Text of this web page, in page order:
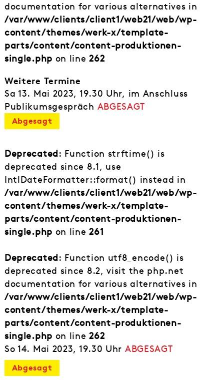
documentation for various alternatives in
/var/www/clients/client1/web21/web/wp-
content/themes/werk-x/template-
parts/content/content-produktionen-
single.php on line262
Weitere Termine
Sa 13. Mai 2023, 19.30 Uhr, im Anschluss
Publikumsgespräch ABGESAGT
Abgesagt
Deprecated: Function strftime() is
deprecated since 8.1, use
IntlDateFormatter::format() instead in
/var/www/clients/client1/web21/web/wp-
content/themes/werk-x/template-
parts/content/content-produktionen-
single.php on line261
Deprecated: Function utf8_encode() is
deprecated since 8.2, visit the php.net
documentation for various alternatives in
/var/www/clients/client1/web21/web/wp-
content/themes/werk-x/template-
parts/content/content-produktionen-
single.php on line262
So 14. Mai 2023, 19.30 Uhr ABGESAGT
Abgesagt